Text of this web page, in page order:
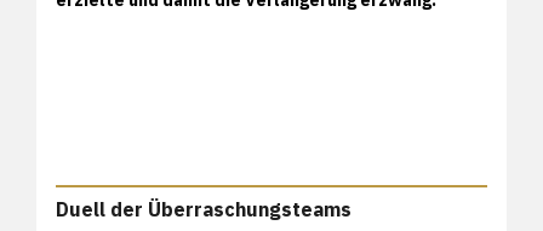
Duell der Überraschungsteams